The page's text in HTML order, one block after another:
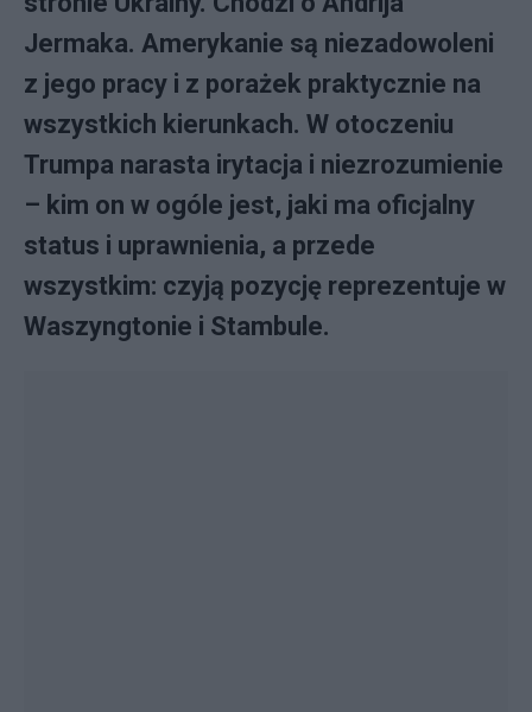
Jermaka. Amerykanie są niezadowoleni
z jego pracy i z porażek praktycznie na
wszystkich kierunkach. W otoczeniu
Trumpa narasta irytacja i niezrozumienie
– kim on w ogóle jest, jaki ma oficjalny
status i uprawnienia, a przede
wszystkim: czyją pozycję reprezentuje w
Waszyngtonie i Stambule.